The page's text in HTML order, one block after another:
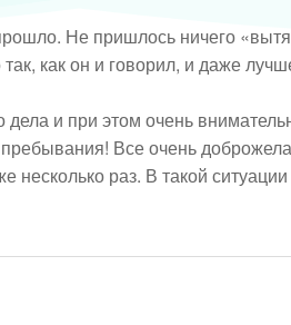
Не пришлось ничего
как он и говорил, и даже
и при этом очень
Все очень
раз. В такой